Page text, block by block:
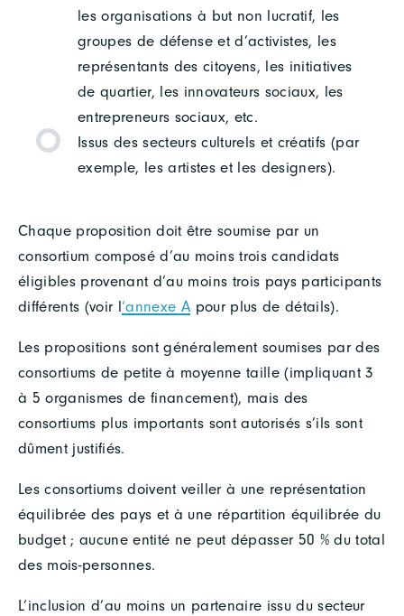
les organisations à but non lucratif, les
groupes de défense et d’activistes, les
représentants des citoyens, les initiatives
de quartier, les innovateurs sociaux, les
entrepreneurs sociaux, etc.
Issus des secteurs culturels et créatifs (par
exemple, les artistes et les designers).
Chaque proposition doit être soumise par un
consortium composé d’au moins trois candidats
éligibles provenant d’au moins trois pays participants
différents (voir l‘annexe A pour plus de détails).
Les propositions sont généralement soumises par des
consortiums de petite à moyenne taille (impliquant 3
à 5 organismes de financement), mais des
consortiums plus importants sont autorisés s’ils sont
dûment justifiés.
Les consortiums doivent veiller à une représentation
équilibrée des pays et à une répartition équilibrée du
budget ; aucune entité ne peut dépasser 50 % du total
des mois-personnes.
L’inclusion d’au moins un partenaire issu du secteur